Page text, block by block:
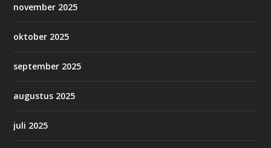
november 2025
oktober 2025
september 2025
augustus 2025
juli 2025